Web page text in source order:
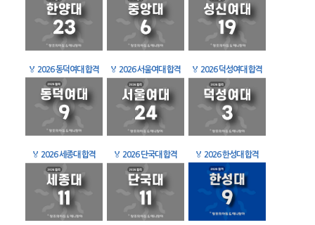
🏅 2026 동덕여대 합격 🏅 2026 서울여대 합격 🏅 2026 덕성여대 합격
🏅 2026 세종대 합격 🏅 2026 단국대 합격 🏅 2026 한성대 합격